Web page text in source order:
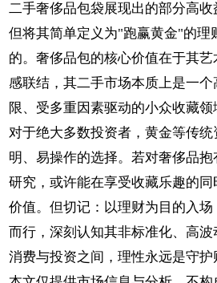
二手奢侈品包袋展现出的部分高收
但将其简单定义为"跑赢黄金"的理
的。奢侈品包的核心价值在于其
感联结，其二手市场本质上是一
限、受多重因素驱动的小众收藏领
对于绝大多数投资者，黄金等传
明、易操作的选择。若对奢侈品
研究，或许能在享受收藏乐趣的
价值。但切记：以理财为目的入
而行，深刻认知其非标准化、高
消费与投资之间，理性永远是守护